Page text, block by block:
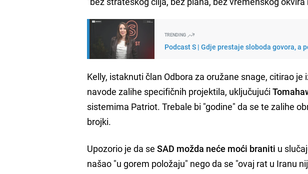
TRENDING
Podcast S | Gdje prestaje sloboda govora, a
Kelly, istaknuti član Odbora za oružane snage, citirao
navode zalihe specifičnih projektila, uključujući
sistemima Patriot. Trebale bi "godine" da se te zalihe
brojki.
Upozorio je da seSAD možda neće moći braniti u
našao "u gorem položaju" nego da se "ovaj rat u Iranu